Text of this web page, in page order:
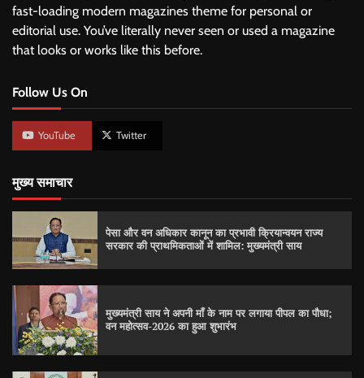
fast-loading modern magazines theme for personal or
editorial use. You’ve literally never seen or used a magazine
that looks or works like this before.
Follow Us On
YouTube Twitter
मुख्य समाचार
पेसा और वन अधिकार कानून का प्रभावी क्रियान्वयन राज्य
सरकार की प्राथमिकताओं में शामिल: मुख्यमंत्री साय
मुख्यमंत्री साय ने अपनी माँ के नाम पर लगाया पीपल का पौधा;
वन महोत्सव-2026 का हुआ शुभारंभ